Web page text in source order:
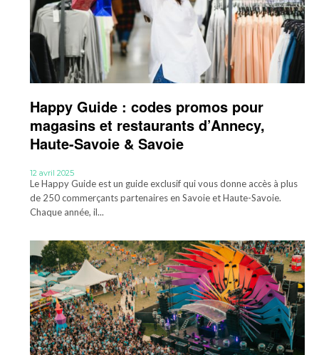
Happy Guide : codes promos pour
magasins et restaurants d’Annecy,
Haute-Savoie & Savoie
12 avril 2025
Le Happy Guide est un guide exclusif qui vous donne accès à plus
de 250 commerçants partenaires en Savoie et Haute-Savoie.
Chaque année, il...